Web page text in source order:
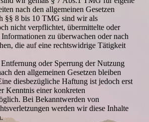
nach den allgemeinen Gesetzen
§§ 8 bis 10 TMG sind wir als
nicht verpflichtet, übermittelte oder
Informationen zu überwachen oder nach
die auf eine rechtswidrige Tätigkeit
oder Sperrung der Nutzung
den allgemeinen Gesetzen bleiben
diesbezügliche Haftung ist jedoch erst
Kenntnis einer konkreten
Bei Bekanntwerden von
werden wir diese Inhalte